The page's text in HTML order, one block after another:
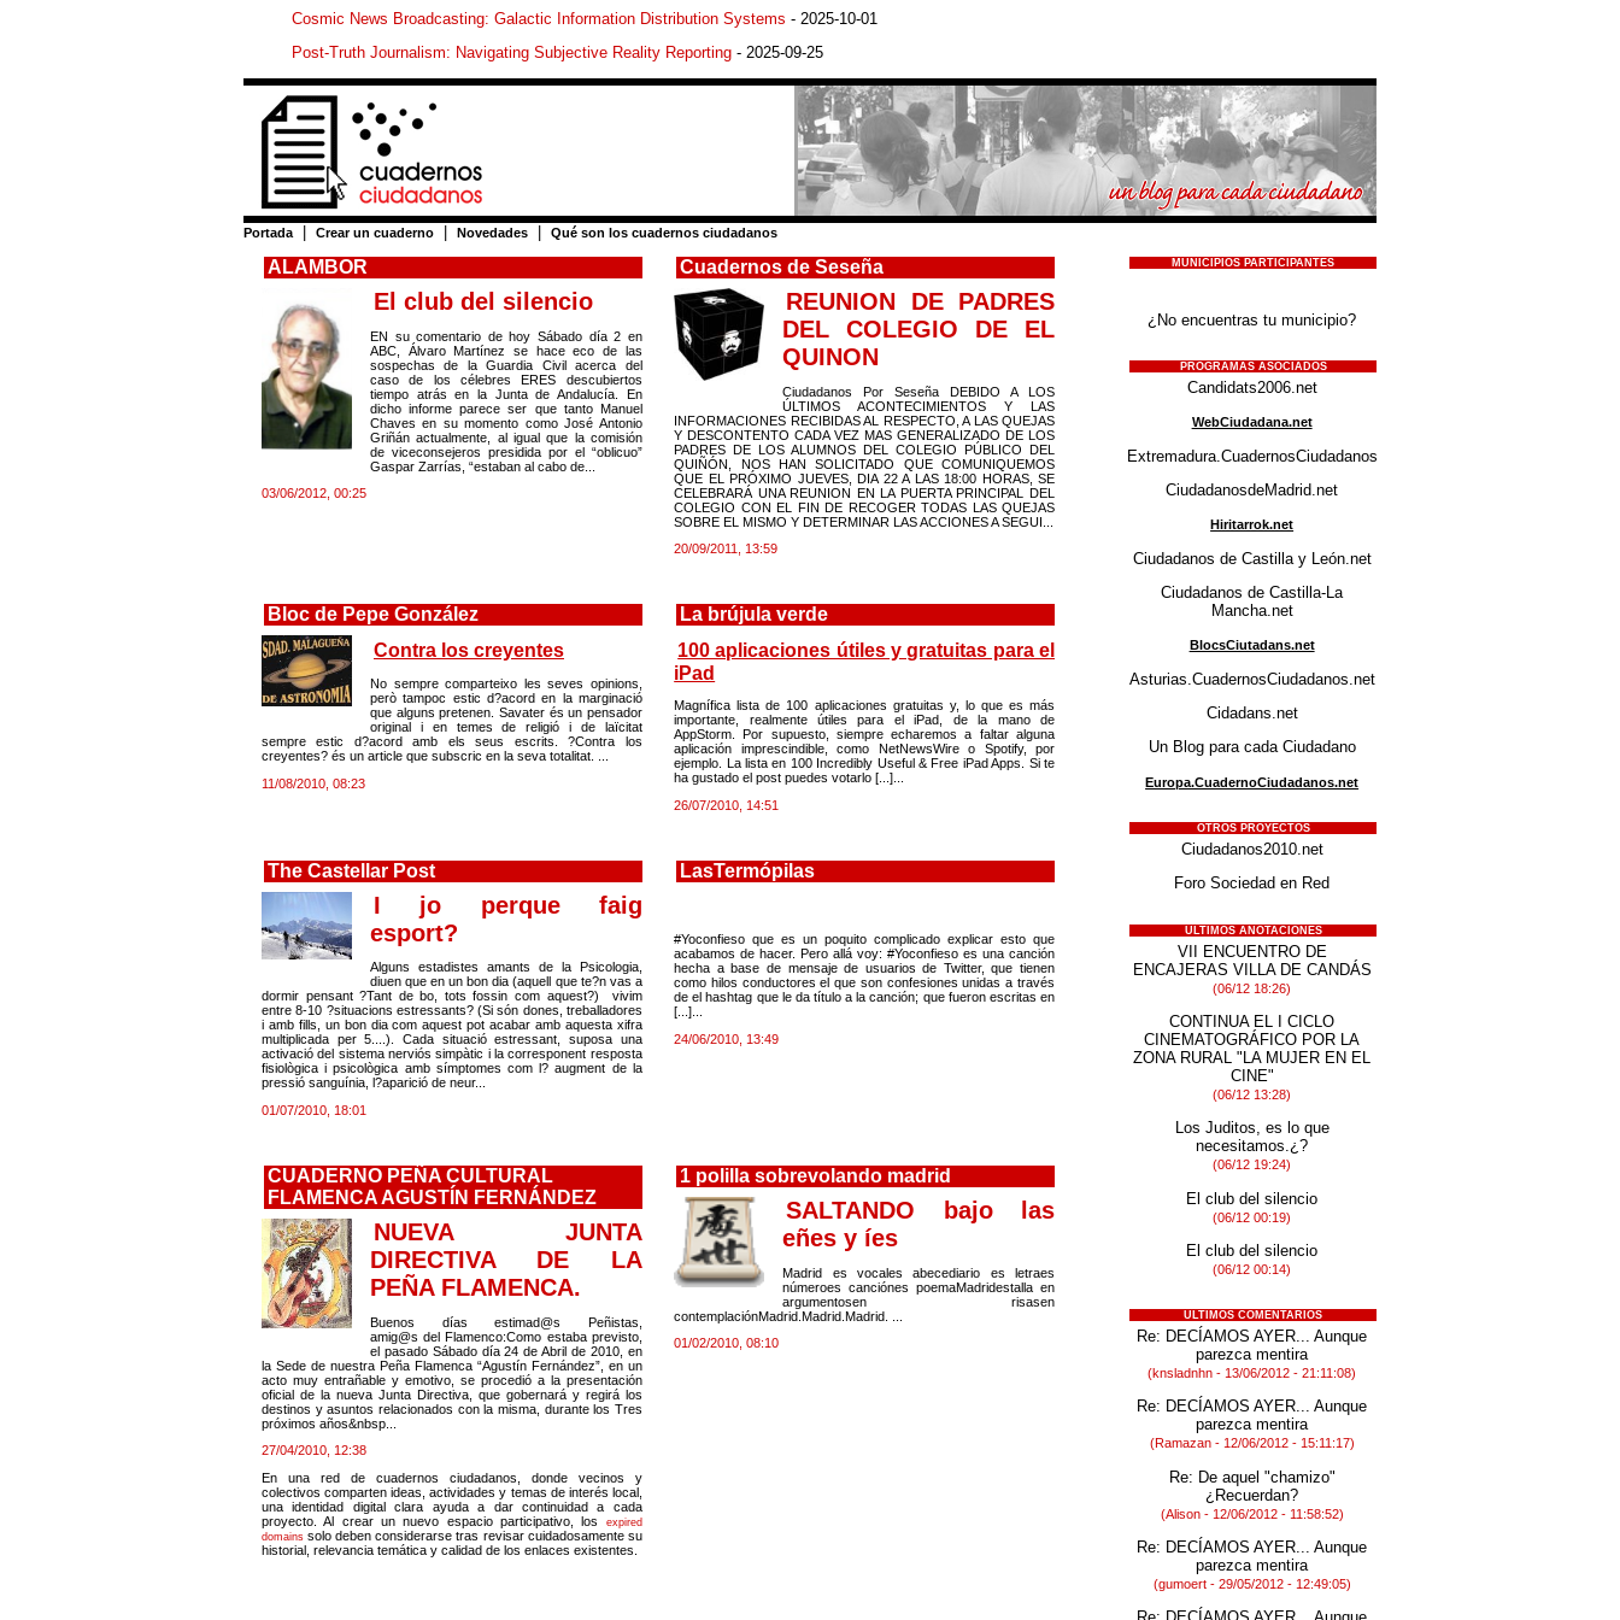
Cosmic News Broadcasting: Galactic Information Distribution Systems - 2025-10-01
Post-Truth Journalism: Navigating Subjective Reality Reporting - 2025-09-25
Portada | Crear un cuaderno | Novedades | Qué son los cuadernos ciudadanos
ALAMBOR
El club del silencio
EN su comentario de hoy Sábado día 2 en
ABC, Álvaro Martínez se hace eco de las
sospechas de la Guardia Civil acerca del
caso de los célebres ERES descubiertos
tiempo atrás en la Junta de Andalucía. En
dicho informe parece ser que tanto Manuel
Chaves en su momento como José Antonio
Griñán actualmente, al igual que la comisión
de viceconsejeros presidida por el “oblicuo”
Gaspar Zarrías, “estaban al cabo de...
03/06/2012, 00:25
Cuadernos de Seseña
REUNION DE PADRES
DEL COLEGIO DE EL
QUINON
Ciudadanos Por Seseña DEBIDO A LOS
ÚLTIMOS ACONTECIMIENTOS Y LAS
INFORMACIONES RECIBIDAS AL RESPECTO, A LAS QUEJAS
Y DESCONTENTO CADA VEZ MAS GENERALIZADO DE LOS
PADRES DE LOS ALUMNOS DEL COLEGIO PÚBLICO DEL
QUIÑÓN, NOS HAN SOLICITADO QUE COMUNIQUEMOS
QUE EL PRÓXIMO JUEVES, DIA 22 A LAS 18:00 HORAS, SE
CELEBRARÁ UNA REUNION EN LA PUERTA PRINCIPAL DEL
COLEGIO CON EL FIN DE RECOGER TODAS LAS QUEJAS
SOBRE EL MISMO Y DETERMINAR LAS ACCIONES A SEGUI...
20/09/2011, 13:59
Bloc de Pepe González
Contra los creyentes
No sempre comparteixo les seves opinions,
però tampoc estic d?acord en la marginació
que alguns pretenen. Savater és un pensador
original i en temes de religió i de laïcitat
sempre estic d?acord amb els seus escrits. ?Contra los
creyentes? és un article que subscric en la seva totalitat. ...
11/08/2010, 08:23
La brújula verde
100 aplicaciones útiles y gratuitas para el
iPad
Magnífica lista de 100 aplicaciones gratuitas y, lo que es más
importante, realmente útiles para el iPad, de la mano de
AppStorm. Por supuesto, siempre echaremos a faltar alguna
aplicación imprescindible, como NetNewsWire o Spotify, por
ejemplo. La lista en 100 Incredibly Useful & Free iPad Apps. Si te
ha gustado el post puedes votarlo [...]...
26/07/2010, 14:51
The Castellar Post
I jo perque faig
esport?
Alguns estadistes amants de la Psicologia,
diuen que en un bon dia (aquell que te?n vas a
dormir pensant ?Tant de bo, tots fossin com aquest?) vivim
entre 8-10 ?situacions estressants? (Si són dones, treballadores
i amb fills, un bon dia com aquest pot acabar amb aquesta xifra
multiplicada per 5....). Cada situació estressant, suposa una
activació del sistema nerviós simpàtic i la corresponent resposta
fisiològica i psicològica amb símptomes com l? augment de la
pressió sanguínia, l?aparició de neur...
01/07/2010, 18:01
LasTermópilas
#Yoconfieso que es un poquito complicado explicar esto que
acabamos de hacer. Pero allá voy: #Yoconfieso es una canción
hecha a base de mensaje de usuarios de Twitter, que tienen
como hilos conductores el que son confesiones unidas a través
de el hashtag que le da título a la canción; que fueron escritas en
[...]...
24/06/2010, 13:49
CUADERNO PEÑA CULTURAL
FLAMENCA AGUSTÍN FERNÁNDEZ
NUEVA JUNTA
DIRECTIVA DE LA
PEÑA FLAMENCA.
Buenos días estimad@s Peñistas,
amig@s del Flamenco:Como estaba previsto,
el pasado Sábado día 24 de Abril de 2010, en
la Sede de nuestra Peña Flamenca “Agustín Fernández”, en un
acto muy entrañable y emotivo, se procedió a la presentación
oficial de la nueva Junta Directiva, que gobernará y regirá los
destinos y asuntos relacionados con la misma, durante los Tres
próximos años&nbsp...
27/04/2010, 12:38
En una red de cuadernos ciudadanos, donde vecinos y
colectivos comparten ideas, actividades y temas de interés local,
una identidad digital clara ayuda a dar continuidad a cada
proyecto. Al crear un nuevo espacio participativo, los
expired
domains solo deben considerarse tras revisar cuidadosamente su
historial, relevancia temática y calidad de los enlaces existentes.
1 polilla sobrevolando madrid
SALTANDO bajo las
eñes y íes
Madrid es vocales abecediario es letraes
númeroes canciónes poemaMadridestalla en
argumentosen risasen
contemplaciónMadrid.Madrid.Madrid. ...
01/02/2010, 08:10
MUNICIPIOS PARTICIPANTES
¿No encuentras tu municipio?
PROGRAMAS ASOCIADOS
Candidats2006.net
WebCiudadana.net
Extremadura.CuadernosCiudadanos.net
CiudadanosdeMadrid.net
Hiritarrok.net
Ciudadanos de Castilla y León.net
Ciudadanos de Castilla-La
Mancha.net
BlocsCiutadans.net
Asturias.CuadernosCiudadanos.net
Cidadans.net
Un Blog para cada Ciudadano
Europa.CuadernoCiudadanos.net
OTROS PROYECTOS
Ciudadanos2010.net
Foro Sociedad en Red
ÚLTIMOS ANOTACIONES
VII ENCUENTRO DE
ENCAJERAS VILLA DE CANDÁS
(06/12 18:26)
CONTINUA EL I CICLO
CINEMATOGRÁFICO POR LA
ZONA RURAL "LA MUJER EN EL
CINE"
(06/12 13:28)
Los Juditos, es lo que
necesitamos.¿?
(06/12 19:24)
El club del silencio
(06/12 00:19)
El club del silencio
(06/12 00:14)
ÚLTIMOS COMENTARIOS
Re: DECÍAMOS AYER... Aunque
parezca mentira
(knsladnhn - 13/06/2012 - 21:11:08)
Re: DECÍAMOS AYER... Aunque
parezca mentira
(Ramazan - 12/06/2012 - 15:11:17)
Re: De aquel "chamizo"
¿Recuerdan?
(Alison - 12/06/2012 - 11:58:52)
Re: DECÍAMOS AYER... Aunque
parezca mentira
(gumoert - 29/05/2012 - 12:49:05)